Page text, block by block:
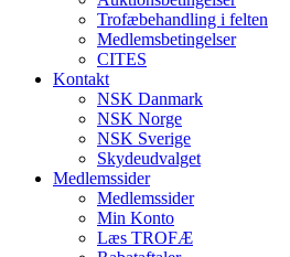
Trofæbehandling i felten
Medlemsbetingelser
CITES
Kontakt
NSK Danmark
NSK Norge
NSK Sverige
Skydeudvalget
Medlemssider
Medlemssider
Min Konto
Læs TROFÆ